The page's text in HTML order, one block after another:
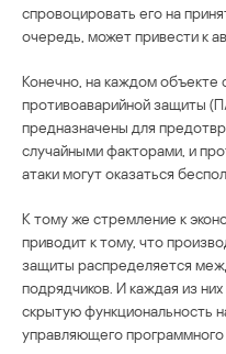
спровоцировать его на
очередь, может привести к
Конечно, на каждом объекте
противоаварийной защиты
предназначены для
случайными факторами, и
атаки могут оказаться
К тому же стремление к
приводит к тому, что
защиты распределяется
подрядчиков. И каждая из
скрытую функциональность
управляющего